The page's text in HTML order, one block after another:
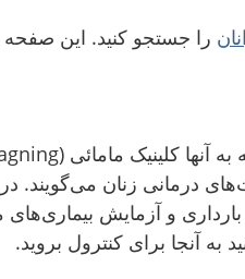
را جستجو کنید. این
درمانی زنان می‌گویند. در
و آزمایش
به آنجا برای کنترول بروید.